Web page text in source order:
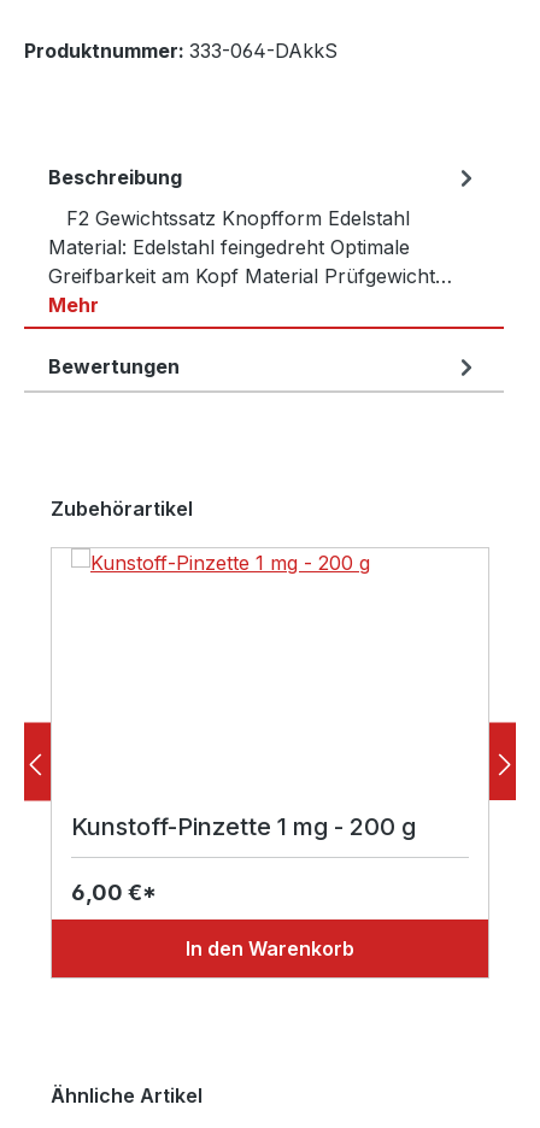
Produktnummer: 333-064-DAkkS
Beschreibung
F2 Gewichtssatz Knopfform Edelstahl
Material: Edelstahl feingedreht Optimale
Greifbarkeit am Kopf Material Prüfgewicht…
Mehr
Bewertungen
Produktgalerie überspringen
Zubehörartikel
Kunstoff-Pinzette 1 mg - 200 g
6,00 €*
In den Warenkorb
Produktgalerie überspringen
Ähnliche Artikel